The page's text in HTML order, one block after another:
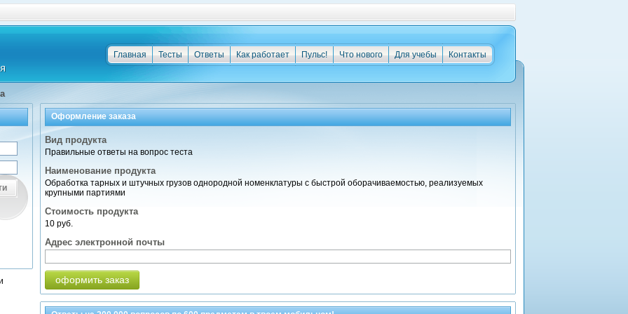
Контакты
Для учебы
Что нового
Пульс!
Как работает
Ответы
Тесты
Главная
Оформление заказа
Вид продукта
Правильные ответы на вопрос теста
Наименование продукта
Обработка тарных и штучных грузов однородной номенклатуры с быстрой оборачиваемостью, реализуемых
крупными партиями
Стоимость продукта
10 руб.
Адрес электронной почты
оформить заказ